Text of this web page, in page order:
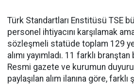
Türk Standartları Enstitüsü TSE
personel ihtiyacını karşılamak
sözleşmeli statüde toplam 129
alımı yayımladı. 11 farklı
Resmi gazete ve kurumun
paylaşılan alım ilanına göre,